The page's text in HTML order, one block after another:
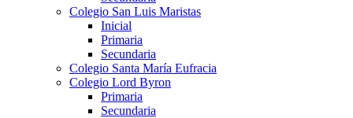
Colegio San Luis Maristas
Inicial
Primaria
Secundaria
Colegio Santa María Eufracia
Colegio Lord Byron
Primaria
Secundaria